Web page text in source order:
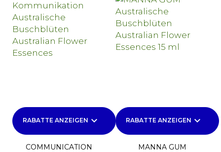
RABATTE ANZEIGEN keyboard_arrow_down
COMMUNICATION
RABATTE ANZEIGEN keyboard_arrow_down
MANNA GUM